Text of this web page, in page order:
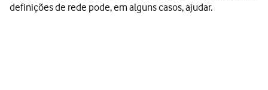
definições de rede pode, em alguns casos, ajudar.